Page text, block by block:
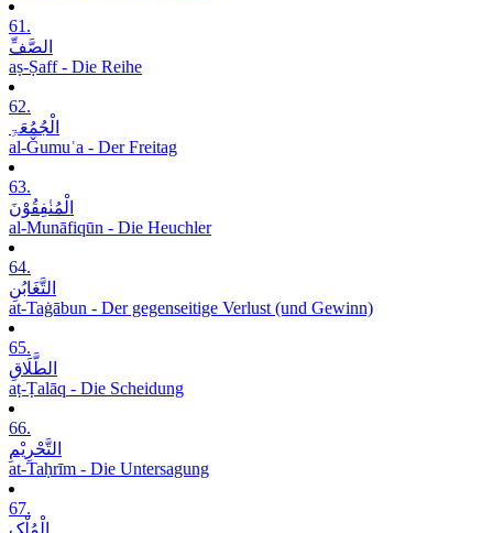
61.
الصَّفِّ
aṣ-Ṣaff - Die Reihe
62.
الْجُمُعَۃِ
al-Ǧumuʿa - Der Freitag
63.
الْمُنٰفِقُوْنَ
al-Munāfiqūn - Die Heuchler
64.
التَّغَابُنِ
at-Taġābun - Der gegenseitige Verlust (und Gewinn)
65.
الطَّلَاقِ
aṭ-Ṭalāq - Die Scheidung
66.
التَّحْرِیْمِ
at-Taḥrīm - Die Untersagung
67.